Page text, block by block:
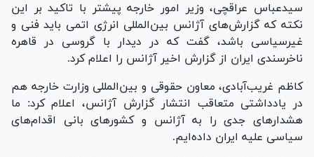
سیدعباس عراقچی، وزیر امور خارجه پیشتر با تاکید بر این
نکته که گزارش‌های آژانس بین‌المللی انرژی اتمی باید فنی و
غیرسیاسی باشد، گفت که در دیدار با گروسی در قاهره
ناخرسندی ایران از گزارش اخیر آژانس را اعلام کرد.
کاظم غریب‌آبادی، معاون حقوقی و بین‌المللی وزارت خارجه هم
در یادداشتی متعاقب انتشار گزارش آژانس، اعلام کرد: ما
هشدار‌های جدی را به آژانس و کشور‌های بانی اقدام‌های
سیاسی علیه ایران داده‌ایم.